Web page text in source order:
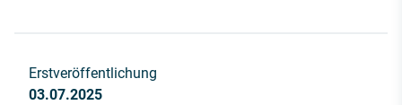
Erstveröffentlichung
03.07.2025